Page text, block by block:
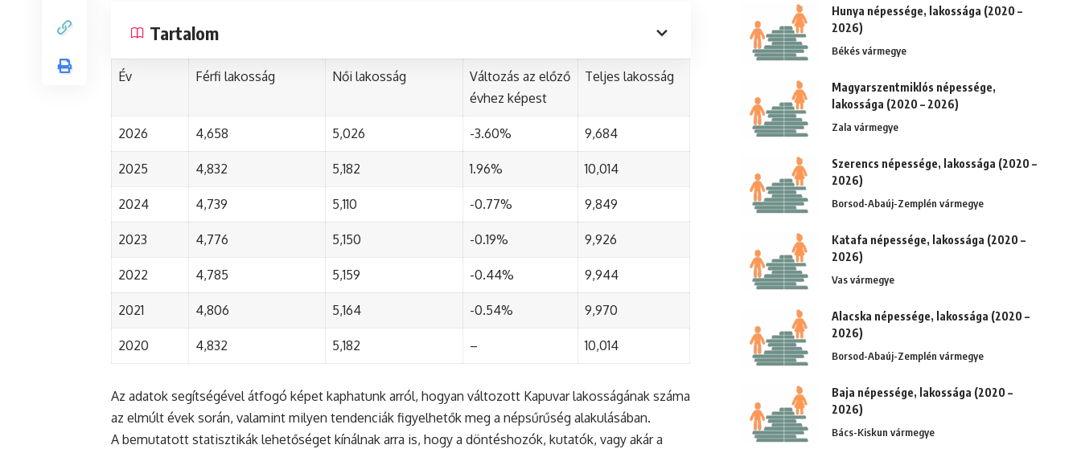
Tartalom
Év Férfi lakosság Női lakosság
Változás az előző
évhez képest
Teljes lakosság
2026 4,658 5,026 -3.60% 9,684
2025 4,832 5,182 1.96% 10,014
2024 4,739 5,110 -0.77% 9,849
2023 4,776 5,150 -0.19% 9,926
2022 4,785 5,159 -0.44% 9,944
2021 4,806 5,164 -0.54% 9,970
2020 4,832 5,182 – 10,014
Az adatok segítségével átfogó képet kaphatunk arról, hogyan változott Kapuvar lakosságának száma
az elmúlt évek során, valamint milyen tendenciák figyelhetők meg a népsűrűség alakulásában.
A bemutatott statisztikák lehetőséget kínálnak arra is, hogy a döntéshozók, kutatók, vagy akár a
Hunya népessége, lakossága (2020 –
2026)
Békés vármegye
Magyarszentmiklós népessége,
lakossága (2020 – 2026)
Zala vármegye
Szerencs népessége, lakossága (2020 –
2026)
Borsod-Abaúj-Zemplén vármegye
Katafa népessége, lakossága (2020 –
2026)
Vas vármegye
Alacska népessége, lakossága (2020 –
2026)
Borsod-Abaúj-Zemplén vármegye
Baja népessége, lakossága (2020 –
2026)
Bács-Kiskun vármegye